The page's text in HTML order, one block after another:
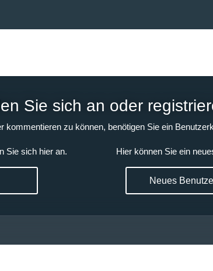
Sie sich an oder
kommentieren zu können, benötigen Sie ein
Sie sich hier an. Hier können Sie ein
Neues